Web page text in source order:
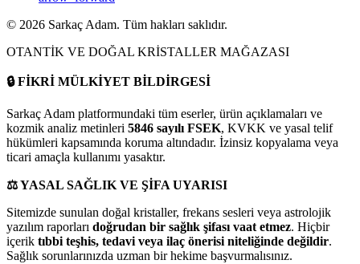
© 2026 Sarkaç Adam. Tüm hakları saklıdır.
OTANTİK VE DOĞAL KRİSTALLER MAĞAZASI
🔒FİKRİ MÜLKİYET BİLDİRGESİ
Sarkaç Adam platformundaki tüm eserler, ürün açıklamaları ve
kozmik analiz metinleri 5846 sayılı FSEK, KVKK ve yasal telif
hükümleri kapsamında koruma altındadır. İzinsiz kopyalama veya
ticari amaçla kullanımı yasaktır.
⚖️YASAL SAĞLIK VE ŞİFA UYARISI
Sitemizde sunulan doğal kristaller, frekans sesleri veya astrolojik
yazılım raporları doğrudan bir sağlık şifası vaat etmez. Hiçbir
içerik tıbbi teşhis, tedavi veya ilaç önerisi niteliğinde değildir.
Sağlık sorunlarınızda uzman bir hekime başvurmalısınız.